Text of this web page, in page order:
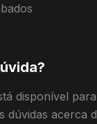
disponível
dúvidas acerca